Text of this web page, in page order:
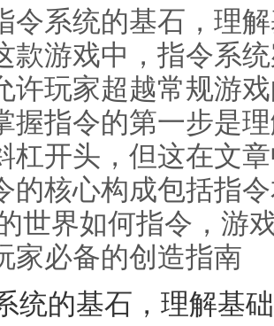
令系统的基石，理
款游戏中，指令系
许玩家超越常规游
握指令的第一步是
杠开头，但这在文
的核心构成包括指
世界如何指令，游
家必备的创造指南
统的基石，理解基